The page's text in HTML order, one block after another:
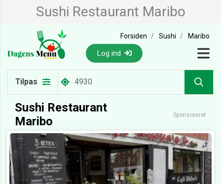
Sushi Restaurant Maribo
Forsiden Sushi Maribo
Log ind
Tilpas
Sushi Restaurant
Maribo
Sponsoreret